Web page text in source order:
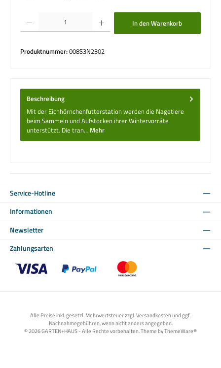
Produkt Anzahl: Gib den gewünschten Wert ein oder benutze die Schaltflächen um
In den Warenkorb
Produktnummer:008S3N2302
Beschreibung
Mit der Eichhörnchenfutterstation werden die Nagetiere
beim Sammeln und Aufstocken ihrer Wintervorräte
unterstützt. Die tran… Mehr
Service-Hotline
Informationen
Newsletter
Zahlungsarten
Alle Preise inkl. gesetzl. Mehrwertsteuer zzgl. Versandkosten und ggf.
Nachnahmegebühren, wenn nicht anders angegeben.
© 2026 GARTEN+HAUS - Alle Rechte vorbehalten. Theme byThemeWare®